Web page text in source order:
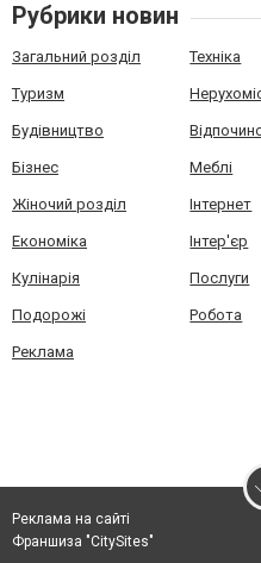
Рубрики новин
Загальний розділ Техніка
Туризм
Будівництво
Бізнес Меблі
Жіночий розділ Інтернет
Економіка Інтер'єр
Кулінарія Послуги
Подорожі Робота
Реклама
Реклама на сайті
Франшиза "CitySites"